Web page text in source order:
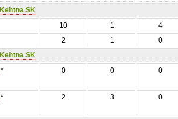
Kehtna SK
10 1
4
2 1
0
Kehtna SK
*
0 0 0
*
2 3 0